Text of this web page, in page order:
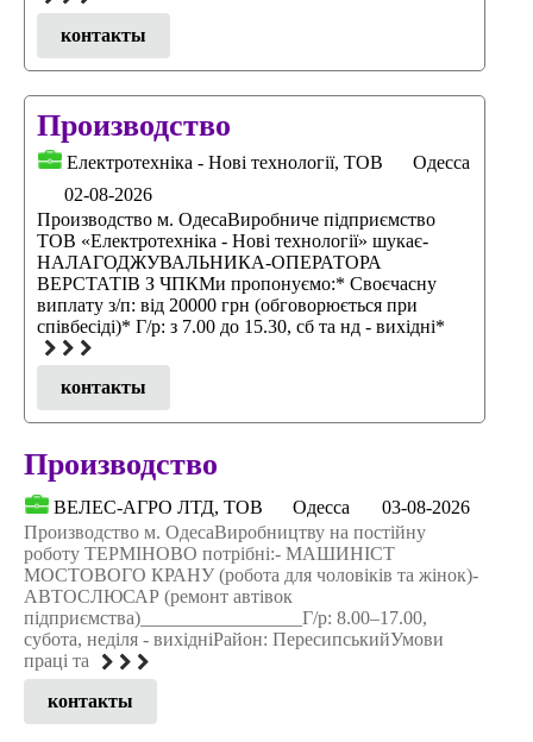
контакты
Производство
Електротехніка - Нові технології, ТОВ
Одесса
02-08-2026
Производство м. ОдесаВиробниче підприємство
ТОВ «Електротехніка - Нові технології» шукає-
НАЛАГОДЖУВАЛЬНИКА-ОПЕРАТОРА
ВЕРСТАТІВ З ЧПКМи пропонуємо:* Своєчасну
виплату з/п: від 20000 грн (обговорюється при
співбесіді)* Г/р: з 7.00 до 15.30, сб та нд - вихідні*
контакты
Производство
ВЕЛЕС-АГРО ЛТД, ТОВ Одесса
03-08-2026
Производство м. ОдесаВиробництву на постійну
роботу ТЕРМІНОВО потрібні:- МАШИНІСТ
МОСТОВОГО КРАНУ (робота для чоловіків та жінок)-
АВТОСЛЮСАР (ремонт автівок
підприємства)_________________Г/р: 8.00–17.00,
субота, неділя - вихідніРайон: ПересипськийУмови
працi та
контакты